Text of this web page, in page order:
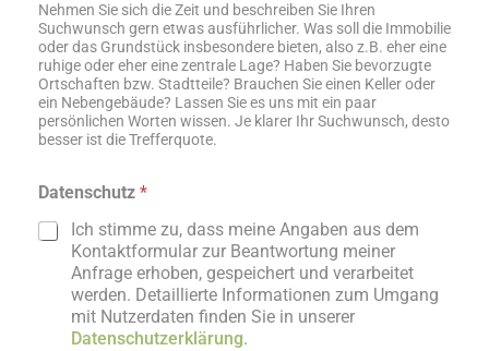
Nehmen Sie sich die Zeit und beschreiben Sie Ihren
Suchwunsch gern etwas ausführlicher. Was soll die Immobilie
oder das Grundstück insbesondere bieten, also z.B. eher eine
ruhige oder eher eine zentrale Lage? Haben Sie bevorzugte
Ortschaften bzw. Stadtteile? Brauchen Sie einen Keller oder
ein Nebengebäude? Lassen Sie es uns mit ein paar
persönlichen Worten wissen. Je klarer Ihr Suchwunsch, desto
besser ist die Trefferquote.
Datenschutz *
Ich stimme zu, dass meine Angaben aus dem
Kontaktformular zur Beantwortung meiner
Anfrage erhoben, gespeichert und verarbeitet
werden. Detaillierte Informationen zum Umgang
mit Nutzerdaten finden Sie in unserer
Datenschutzerklärung.